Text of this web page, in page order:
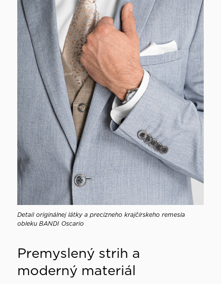
Detail originálnej látky a precízneho krajčírskeho remesla
obleku BANDI Oscario
Premyslený strih a
moderný materiál